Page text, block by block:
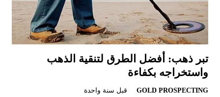
تبر ذهب: أفضل الطرق لتنقية الذهب
واستخراجه بكفاءة
GOLD PROSPECTING قبل سنة واحدة